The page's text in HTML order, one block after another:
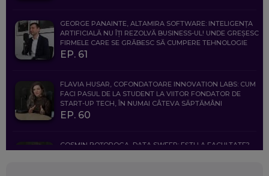
GEORGE PANAINTE, ALTAMIRA SOFTWARE: INTELIGENȚA
ARTIFICIALĂ NU ÎȚI REZOLVĂ BUSINESS-UL! UNDE GREȘESC
FIRMELE CARE SE GRĂBESC SĂ CUMPERE TEHNOLOGIE
EP. 61
FLAVIA HUSAR, COFONDATOARE INNOVATION LABS: CUM
FACI PASUL DE LA STUDENT LA VIITOR FONDATOR DE
START-UP TECH, ÎN NUMAI CÂTEVA SĂPTĂMÂNI
EP. 60
COSMIN BOȚOROGA, DATA SWEEP: EȘTI LA FACULTATE?